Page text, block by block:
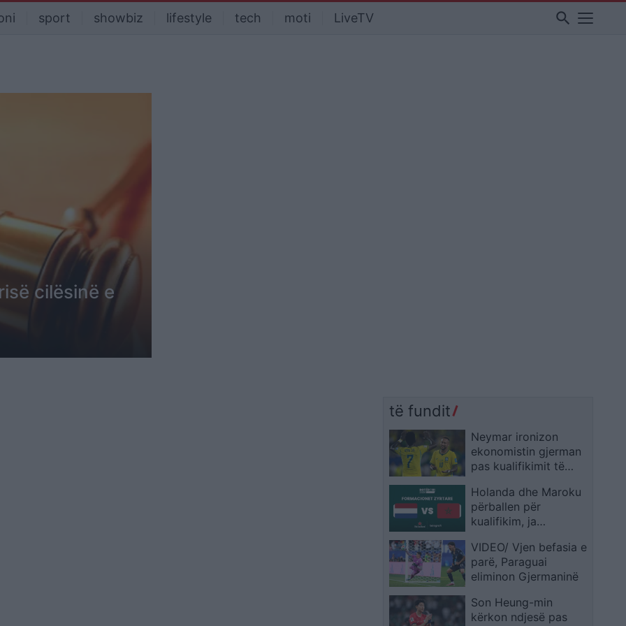
sport showbiz lifestyle tech moti LiveTV search
cilësinë e
të fundit
Neymar ironizon
ekonomistin gjerman
pas kualifikimit të
në Botërorin e
ardhshëm
Holanda dhe Maroku
përballen për
kualifikim, ja
VIDEO/ Vjen befasia e
parë, Paraguai
eliminon Gjermaninë
Son Heung-min
kërkon ndjesë pas